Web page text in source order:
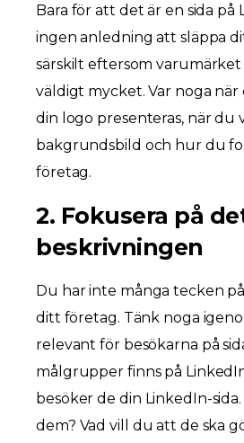
Bara för att det är en sida på
ingen anledning att släppa
särskilt eftersom varumärket
väldigt mycket. Var noga
din logo presenteras, när du
bakgrundsbild och hur du
företag.
2. Fokusera på
beskrivningen
Du har inte många tecken
ditt företag. Tänk noga
relevant för besökarna på
målgrupper finns på
besöker de din LinkedIn-
dem? Vad vill du att de ska